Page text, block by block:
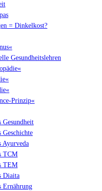
= Dinkelkost?
Gesundheitslehren
Prinzip«
Ayurveda
TCM
TEM
Diaita
Ernährung